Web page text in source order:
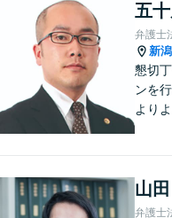
五
弁護士
新
懇切
ンを
より
理・
料初
山
弁護士